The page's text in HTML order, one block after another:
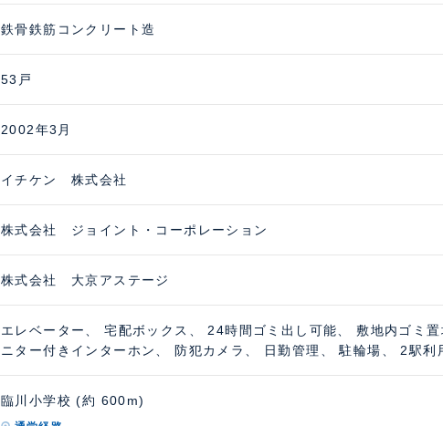
鉄骨鉄筋コンクリート造
53戸
2002年3月
イチケン 株式会社
株式会社 ジョイント・コーポレーション
株式会社 大京アステージ
エレベーター、 宅配ボックス、 24時間ゴミ出し可能、 敷地内ゴミ
ニター付きインターホン、 防犯カメラ、 日勤管理、 駐輪場、 2駅利
臨川小学校 (約 600m)